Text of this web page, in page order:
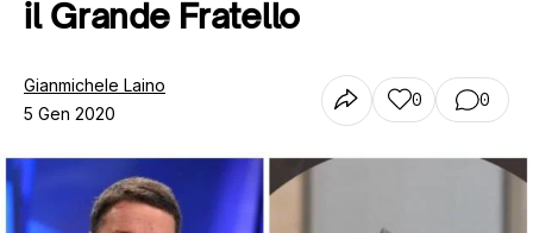
Contatti
il Grande Fratello
Gianmichele Laino
5 Gen 2020
0 0